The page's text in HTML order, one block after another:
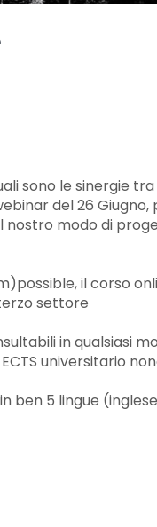
sono le sinergie
del 26
modo di
il corso
settore
in qualsiasi
universitario
ben 5 lingue